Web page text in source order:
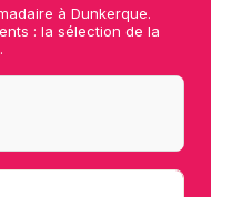
à Dunkerque.
: la sélection de la